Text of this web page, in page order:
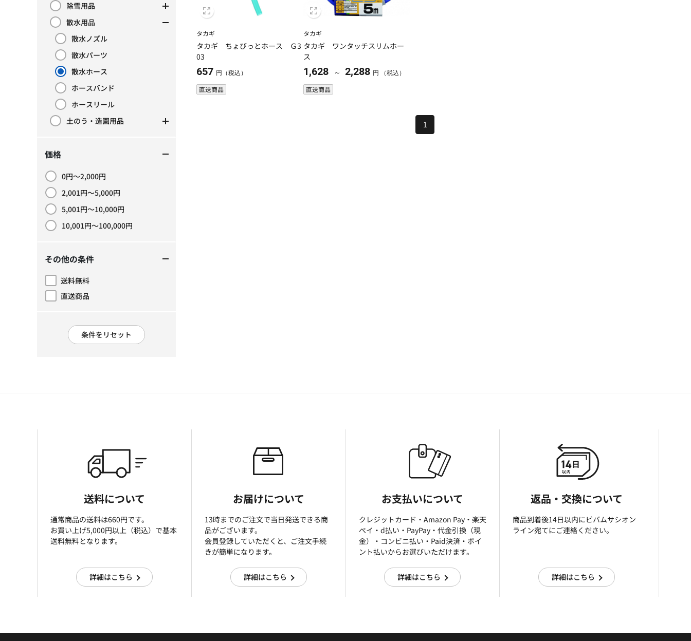
除雪用品
カテゴリーで絞り込み: 除雪用品
散水用品
カテゴリーで絞り込み: 散水用品
散水ノズル
カテゴリーで絞り込み: 散水ノズル
散水パーツ
カテゴリーで絞り込み: 散水パーツ
散水ホース
現在カテゴリーで絞り込み中: 散水ホース
ホースバンド
カテゴリーで絞り込み: ホースバンド
ホースリール
カテゴリーで絞り込み: ホースリール
土のう・造園用品
カテゴリーで絞り込み: 土のう・造園用品
価格
0円～2,000円
価格で絞り込み: 0円～2,000円
2,001円～5,000円
価格で絞り込み: 2,001円～5,000円
5,001円～10,000円
価格で絞り込み: 5,001円～10,000円
10,001円～100,000円
価格で絞り込み: 10,001円～100,000円
その他の条件
送料無料
その他の条件で絞り込み: 送料無料
直送商品
その他の条件で絞り込み: 直送商品
条件をリセット
タカギ
タカギ ちょびっとホース Ｇ3
03
657 円（税込）
直送商品
タカギ
タカギ ワンタッチスリムホー
ス
1,628 ～ 2,288 円 （税込）
直送商品
1
送料について
通常商品の送料は660円です。
お買い上げ5,000円以上（税込）で基本
送料無料となります。
詳細はこちら
お届けについて
13時までのご注文で当日発送できる商
品がございます。
会員登録していただくと、ご注文手続
きが簡単になります。
詳細はこちら
お支払いについて
クレジットカード・Amazon Pay・楽天
ぺイ・d払い・PayPay・代金引換（現
金）・コンビニ払い・Paid決済・ポイ
ント払いからお選びいただけます。
詳細はこちら
返品・交換について
商品到着後14日以内にビバムサシオン
ライン宛てにご連絡ください。
詳細はこちら